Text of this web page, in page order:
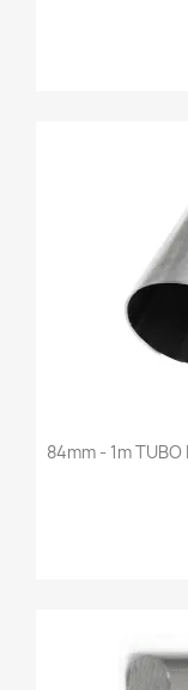
84mm - 1m TUBO